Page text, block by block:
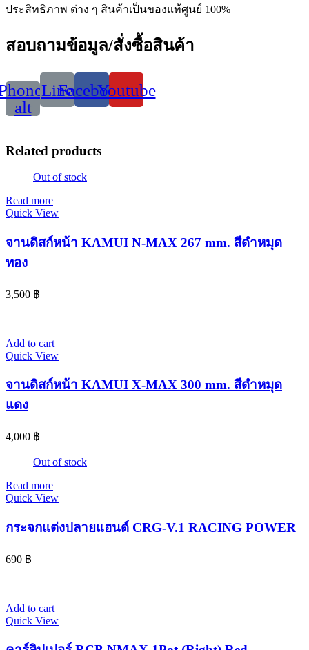
ประสิทธิภาพ ต่าง ๆ สินค้าเป็นของแท้ศูนย์ 100%
สอบถามข้อมูล/สั่งซื้อสินค้า
alt
LineFacebookYoutube
Related products
Out of stock
Read more
Quick View
จานดิสก์หน้า KAMUI N-MAX 267 mm. สีดำหมุด
ทอง
3,500 ฿
Add to cart
Quick View
จานดิสก์หน้า KAMUI X-MAX 300 mm. สีดำหมุด
แดง
4,000 ฿
Out of stock
Read more
Quick View
กระจกแต่งปลายแฮนด์ CRG-V.1 RACING POWER
690 ฿
Add to cart
Quick View